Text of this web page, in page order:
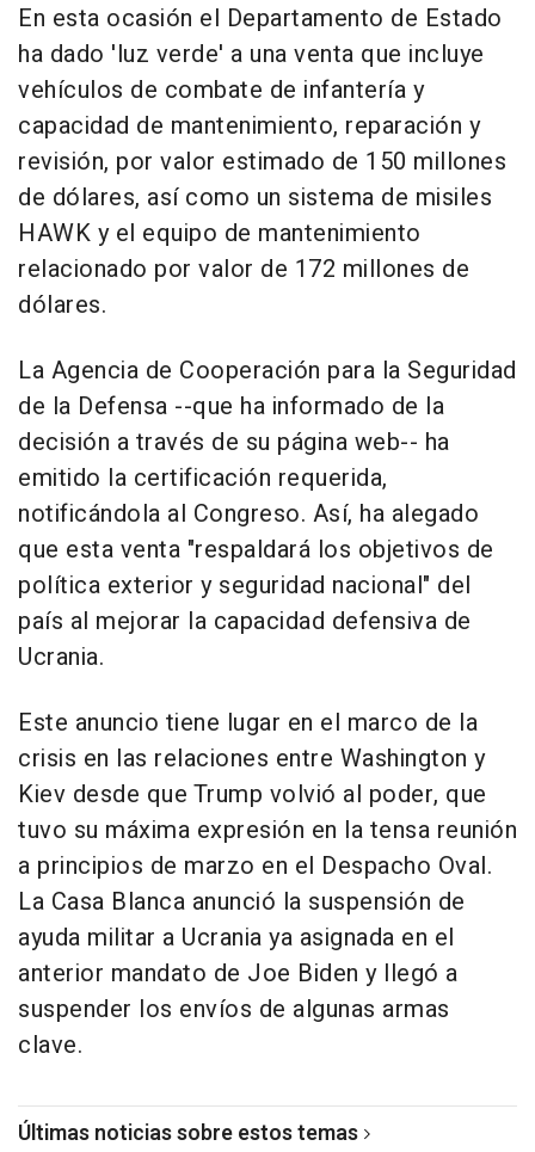
En esta ocasión el Departamento de Estado
ha dado 'luz verde' a una venta que incluye
vehículos de combate de infantería y
capacidad de mantenimiento, reparación y
revisión, por valor estimado de 150 millones
de dólares, así como un sistema de misiles
HAWK y el equipo de mantenimiento
relacionado por valor de 172 millones de
dólares.
La Agencia de Cooperación para la Seguridad
de la Defensa --que ha informado de la
decisión a través de su página web-- ha
emitido la certificación requerida,
notificándola al Congreso. Así, ha alegado
que esta venta "respaldará los objetivos de
política exterior y seguridad nacional" del
país al mejorar la capacidad defensiva de
Ucrania.
Este anuncio tiene lugar en el marco de la
crisis en las relaciones entre Washington y
Kiev desde que Trump volvió al poder, que
tuvo su máxima expresión en la tensa reunión
a principios de marzo en el Despacho Oval.
La Casa Blanca anunció la suspensión de
ayuda militar a Ucrania ya asignada en el
anterior mandato de Joe Biden y llegó a
suspender los envíos de algunas armas
clave.
Últimas noticias sobre estos temas